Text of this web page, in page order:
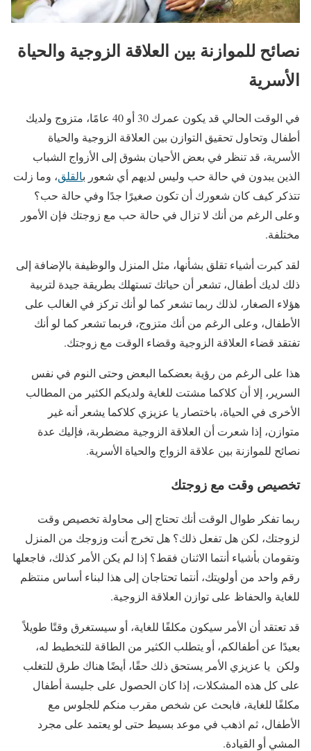
نصائح للموازنة بين العلاقة الزوجية والحياة
الأسرية
في الوقت الحالي قد يكون عمرك 30 أو 40 عامًا، متزوج ولديك
أطفال وتحاول تحقيق التوازن بين العلاقة الزوجية والحياة
الأسرية، قد تنظر في بعض الأحيان بشوق إلى الأزواج الشباب
الذين يبدون في حالة حب وليس لديهم أي شعور بالقلق، وما زلت
تتذكر كيف كان شعورك أن تكون صغيرًا جدًا وفي حالة حب؟
وعلى الرغم من أنك لا تزال في حالة حب مع زوجتك فإن الأمور
مختلفة.
لقد كبرت أشياء تقلق بشأنها، مثل المنزل والوظيفة بالإضافة إلى
ذلك لديك أطفال، تشعر أن حياتك تستهلك بطريقة جيدة لتربية
هؤلاء الصغار، لذلك ربما تشعر كما لو أنك تركز في الغالب على
الأطفال، وعلى الرغم من أنك متزوج، فربما تشعر كما لو أنك
تفتقد قضاء العلاقة الزوجية وقضاء الوقت مع زوجتك.
هذا على الرغم من رؤية بعضكما البعض وحتى النوم في نفس
السرير، إلا أن كلاكما مشتت للغاية ولديكم الكثير من المطالب
الأخرى في الحياة، باختصار يا عزيزي كلاكما يشعر أنه غير
متوازن، إذا شعرت أن العلاقة الزوجية مضطربة، فإليك عدة
نصائح للموازنة بين علاقة الزواج والحياة الأسرية.
تخصيص وقت مع زوجتك
ربما تفكر طوال الوقت أنك تحتاج إلى محاولة تخصيص وقت
لزوجتك، لكن هل تفعل ذلك؟ هل تخرج أنت وزوجك من المنزل
وتقومان بأشياء أنتما الاثنان فقط؟ إذا لم يكن الأمر كذلك، فاجعلها
رقم واحد من أولويتك، أنتما تحتاجان إلى هذا لبناء أساس منتظم
للغاية والحفاظ على توازن العلاقة الزوجية.
قد تعتقد أن الأمر سيكون مكلفًا للغاية، أو سيستغرق وقتًا طويلاً
بعيدًا عن أطفالكم، أو يتطلب الكثير من الطاقة للتخطيط له،
ولكن يا عزيزي الأمر يستحق ذلك حقًا، أيضًا هناك طرق للتغلب
على كل هذه المشكلات، إذا كان الحصول على جليسة أطفال
مكلفًا للغاية، فابحث عن شخص مقرب منكم للجلوس مع
الأطفال، ثم اذهب في موعد بسيط حتى لو يعتمد على مجرد
المشي أو القيادة.